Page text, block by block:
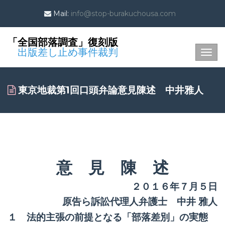
Mail: info@stop-burakuchousa.com
「全国部落調査」復刻版
出版差し止め事件裁判
東京地裁第1回口頭弁論意見陳述 中井雅人
意 見 陳 述
２０１６年７月５日
原告ら訴訟代理人弁護士 中井 雅人
１ 法的主張の前提となる「部落差別」の実態